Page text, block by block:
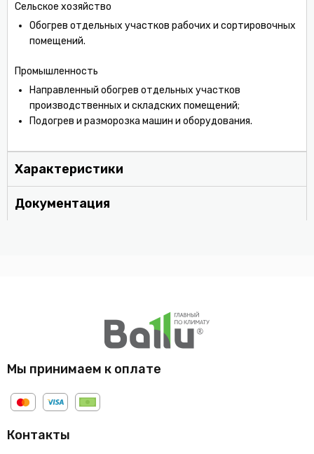
Сельское хозяйство
Обогрев отдельных участков рабочих и сортировочных
помещений.
Промышленность
Направленный обогрев отдельных участков
производственных и складских помещений;
Подогрев и разморозка машин и оборудования.
Характеристики
Документация
Мы принимаем к оплате
Контакты